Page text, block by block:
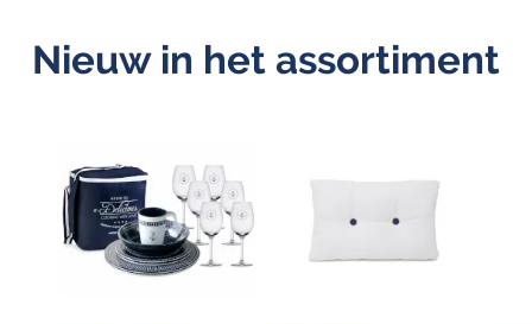
Nieuw in het assortiment